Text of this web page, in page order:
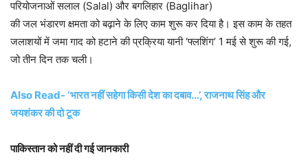
परियोजनाओं सलाल (Salal) और बगलिहार (Baglihar)
की जल भंडारण क्षमता को बढ़ाने के लिए काम शुरू कर दिया है। इस काम के तहत
जलाशयों में जमा गाद को हटाने की प्रक्रिया यानी ‘फ्लशिंग’ 1 मई से शुरू की गई,
जो तीन दिन तक चली।
Also Read- ‘भारत नहीं सहेगा किसी देश का दबाव…’, राजनाथ सिंह और
जयशंकर की दो टूक
पाकिस्तान को नहीं दी गई जानकारी